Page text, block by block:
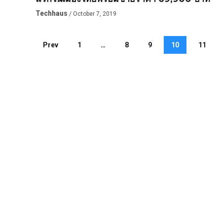
Techhaus / October 7, 2019
Prev 1 … 8 9 10 11